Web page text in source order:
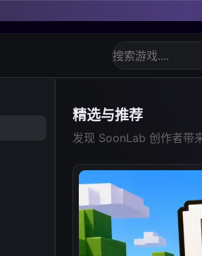
精选与推荐
发现 SoonLab 创作者带